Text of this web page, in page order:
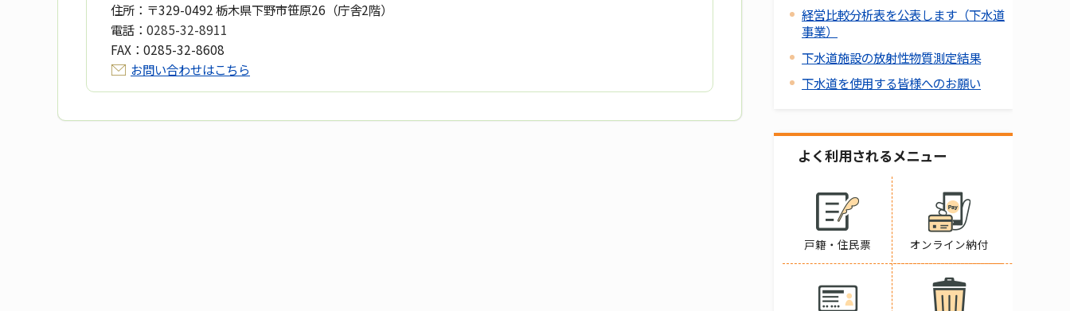
住所： 〒329-0492 栃木県下野市笹原26（庁舎2階）
電話： 0285-32-8911
FAX： 0285-32-8608
お問い合わせはこちら
経営比較分析表を公表します（下水道
事業）
下水道施設の放射性物質測定結果
下水道を使用する皆様へのお願い
よく利用されるメニュー
戸籍・住民票 オンライン納付